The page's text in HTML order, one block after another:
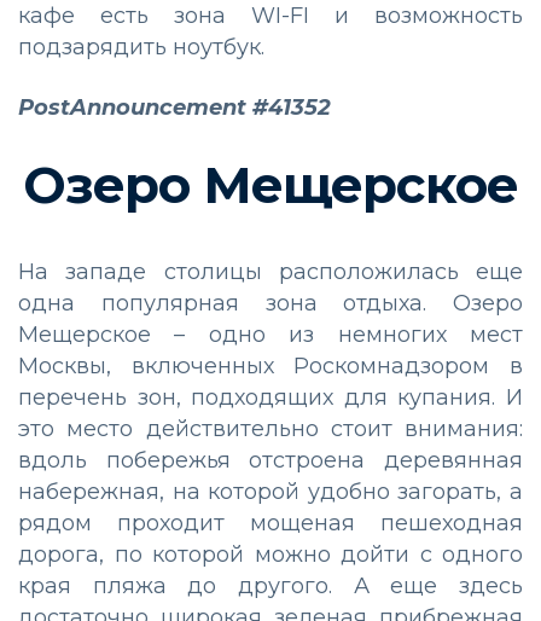
кафе есть зона WI-FI и возможность
подзарядить ноутбук.
PostAnnouncement #41352
Озеро Мещерское
На западе столицы расположилась еще
одна популярная зона отдыха. Озеро
Мещерское – одно из немногих мест
Москвы, включенных Роскомнадзором в
перечень зон, подходящих для купания. И
это место действительно стоит внимания:
вдоль побережья отстроена деревянная
набережная, на которой удобно загорать, а
рядом проходит мощеная пешеходная
дорога, по которой можно дойти с одного
края пляжа до другого. А еще здесь